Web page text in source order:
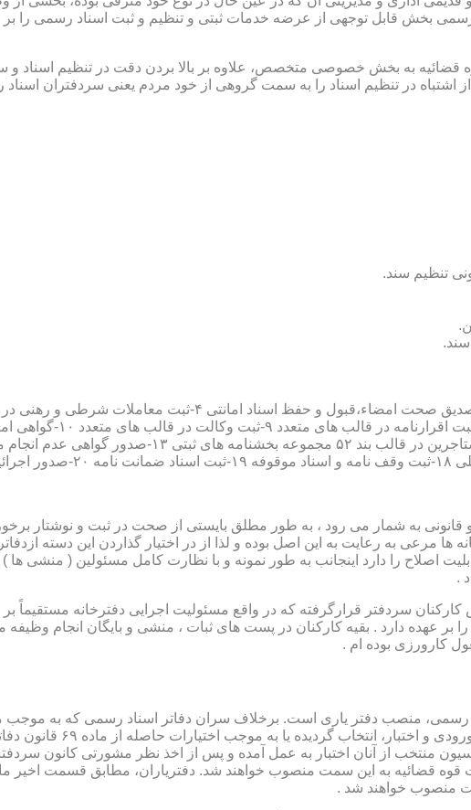
بخش قابل توجهی از عرضه خدمات ثبتی و تنظیم و ثبت اسناد رسمی را بر
قضائیه به بخش خصوصی متخصص، علاوه بر بالا بردن دقت در تنظیم اسناد
در تنظیم اسناد را به سمت گروهی از خود مردم یعنی سردفتران
۶-ثبت معاملات اموال غیر منقول ۷-
قانونی به شمار می رود ، به طور مطلق بایستی از صحت در ثبت و نوشتار
به رعایت به این اصل بوده و لذا از در اختیار گذاردن این دسته ازدفاتر
اصلاح را دارد اینجانب به طور نمونه و با نظارت کامل مسئولین ( منشی ها
.
در رأس کارکنان سردفتر قرارگرفته که در واقع مسئولیت اجرایی دفترخانه
بر عهده دارد . بقیه کارکنان در پست های ثبات ، منشی و بایگان انجام
کارورزی بوده ام .
منتخب از آنان اختبار به عمل آمده و پس از اخذ نظر مشورتی كانون
منصوب خواهند شد .